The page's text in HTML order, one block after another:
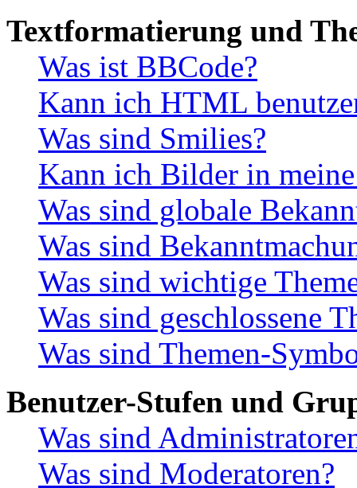
Textformatierung und
Was ist BBCode?
Kann ich HTML
Was sind Smilies?
Kann ich Bilder in
Was sind globale
Was sind
Was sind wichtige
Was sind geschlossene
Was sind Themen-
Benutzer-Stufen und
Was sind
Was sind Moderatoren?